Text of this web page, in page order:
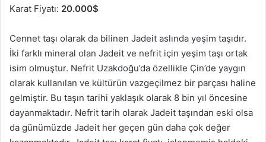
Karat Fiyatı: 20.000$
Cennet taşı olarak da bilinen Jadeit aslında yeşim taşıdır.
İki farklı mineral olan Jadeit ve nefrit için yeşim taşı ortak
isim olmuştur. Nefrit Uzakdoğu’da özellikle Çin’de yaygın
olarak kullanılan ve kültürün vazgeçilmez bir parçası haline
gelmiştir. Bu taşın tarihi yaklaşık olarak 8 bin yıl öncesine
dayanmaktadır. Nefrit tarih olarak Jadeit taşından eski olsa
da günümüzde Jadeit her geçen gün daha çok değer